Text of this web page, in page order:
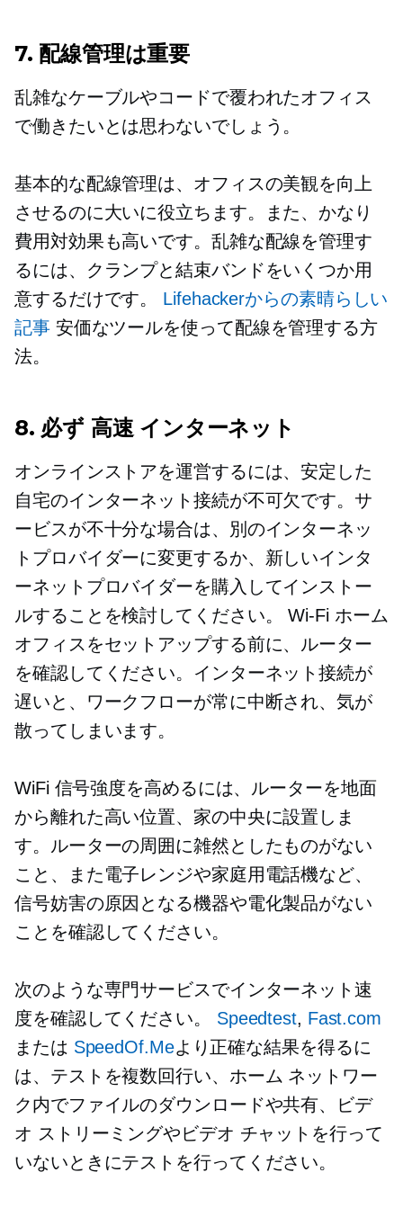
7. 配線管理は重要
乱雑なケーブルやコードで覆われたオフィス
で働きたいとは思わないでしょう。
基本的な配線管理は、オフィスの美観を向上
させるのに大いに役立ちます。また、かなり
費用対効果も高いです。乱雑な配線を管理す
るには、クランプと結束バンドをいくつか用
意するだけです。 Lifehackerからの素晴らしい
記事安価なツールを使って配線を管理する方
法。
8. 必ず 高速インターネット
オンラインストアを運営するには、安定した
自宅のインターネット接続が不可欠です。サ
ービスが不十分な場合は、別のインターネッ
トプロバイダーに変更するか、新しいインタ
ーネットプロバイダーを購入してインストー
ルすることを検討してください。Wi-Fiホーム
オフィスをセットアップする前に、ルーター
を確認してください。インターネット接続が
遅いと、ワークフローが常に中断され、気が
散ってしまいます。
WiFi 信号強度を高めるには、ルーターを地面
から離れた高い位置、家の中央に設置しま
す。ルーターの周囲に雑然としたものがない
こと、また電子レンジや家庭用電話機など、
信号妨害の原因となる機器や電化製品がない
ことを確認してください。
次のような専門サービスでインターネット速
度を確認してください。 Speed​​test, Fast.com
または SpeedOf.Meより正確な結果を得るに
は、テストを複数回行い、ホーム ネットワー
ク内でファイルのダウンロードや共有、ビデ
オ ストリーミングやビデオ チャットを行って
いないときにテストを行ってください。